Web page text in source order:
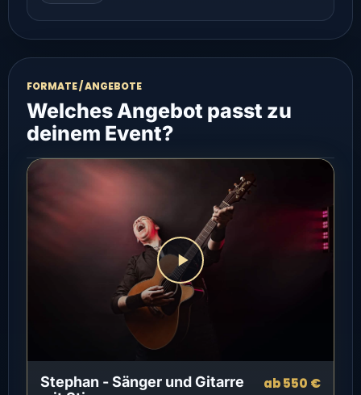
FORMATE / ANGEBOTE
Welches Angebot passt zu
deinem Event?
Stephan - Sänger und Gitarre
ab 550 €